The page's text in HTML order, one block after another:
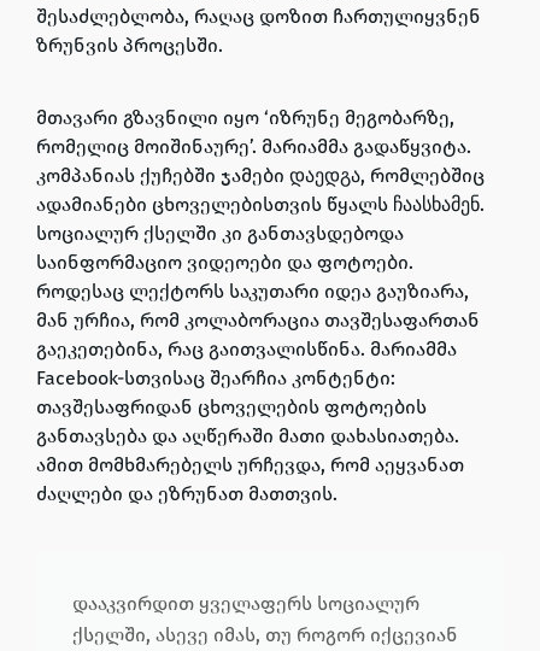
შესაძლებლობა, რაღაც დოზით ჩართულიყვნენ
ზრუნვის პროცესში.
მთავარი გზავნილი იყო ‘იზრუნე მეგობარზე,
რომელიც მოიშინაურე’. მარიამმა გადაწყვიტა.
კომპანიას ქუჩებში ჯამები დაედგა, რომლებშიც
ადამიანები ცხოველებისთვის წყალს ჩაასხამენ.
სოციალურ ქსელში კი განთავსდებოდა
საინფორმაციო ვიდეოები და ფოტოები.
როდესაც ლექტორს საკუთარი იდეა გაუზიარა,
მან ურჩია, რომ კოლაბორაცია თავშესაფართან
გაეკეთებინა, რაც გაითვალისწინა. მარიამმა
Facebook-სთვისაც შეარჩია კონტენტი:
თავშესაფრიდან ცხოველების ფოტოების
განთავსება და აღწერაში მათი დახასიათება.
ამით მომხმარებელს ურჩევდა, რომ აეყვანათ
ძაღლები და ეზრუნათ მათთვის.
დააკვირდით ყველაფერს სოციალურ
ქსელში, ასევე იმას, თუ როგორ იქცევიან